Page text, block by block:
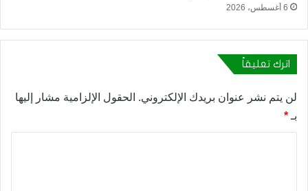
6 أغسطس، 2026
اترك تعليقاً
لن يتم نشر عنوان بريدك الإلكتروني. الحقول الإلزامية مشار إليها
بـ *